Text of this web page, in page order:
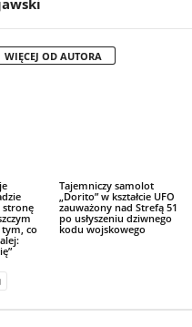
WIĘCEJ OD AUTORA
stronę
co
Tajemniczy samolot
„Dorito” w kształcie UFO
zauważony nad Strefą 51
po usłyszeniu dziwnego
kodu wojskowego